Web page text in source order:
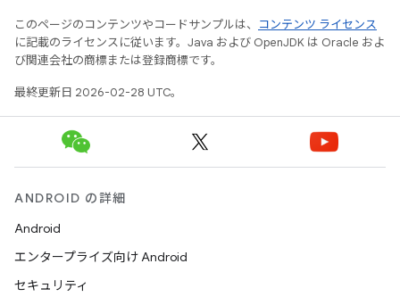
このページのコンテンツやコードサンプルは、
コンテンツ ライセンス
に記載のライセンスに従います。Java および OpenJDK は Oracle およ
び関連会社の商標または登録商標です。
最終更新日 2026-02-28 UTC。
ANDROID の詳細
Android
エンタープライズ向け Android
セキュリティ